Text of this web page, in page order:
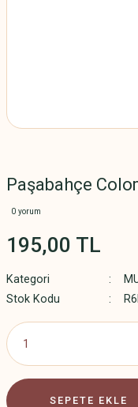
Paşabahçe
0 yorum
195,00 TL
Kategori
Stok Kodu
SEPETE EKLE